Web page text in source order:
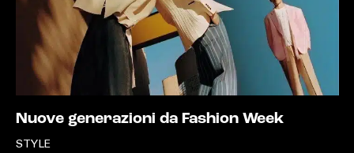
Nuove generazioni da Fashion Week
STYLE